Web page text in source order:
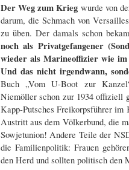
Der Weg zum Krieg wurde von
darum, die Schmach von
zu üben. Der damals schon
noch als Privatgefangener
wieder als Marineoffizier wie
Und das nicht irgendwann,
Buch „Vom U-Boot zur
Niemöller schon zur 1934 offiziell
Kapp-Putsches Freikorpsführer
Austritt aus dem Völkerbund, die
Sowjetunion! Andere Teile der
die Familienpolitik: Frauen
den Herd und sollten politisch den